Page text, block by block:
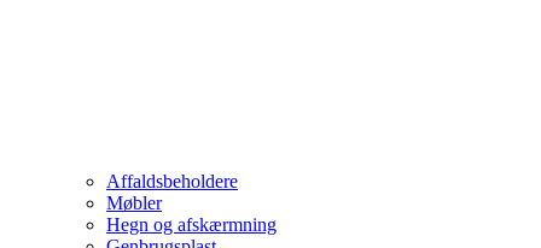
Affaldsbeholdere
Møbler
Hegn og afskærmning